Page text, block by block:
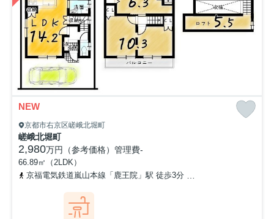
NEW
京都市右京区嵯峨北堀町
嵯峨北堀町
2,980万円（参考価格） 管理費-
66.89㎡（2LDK）
京福電気鉄道嵐山本線「鹿王院」駅 徒歩3分